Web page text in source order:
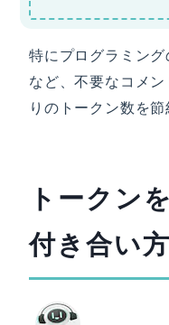
特にプログラミン
など、不要なコメ
りのトークン数を節
トークン
付き合い方